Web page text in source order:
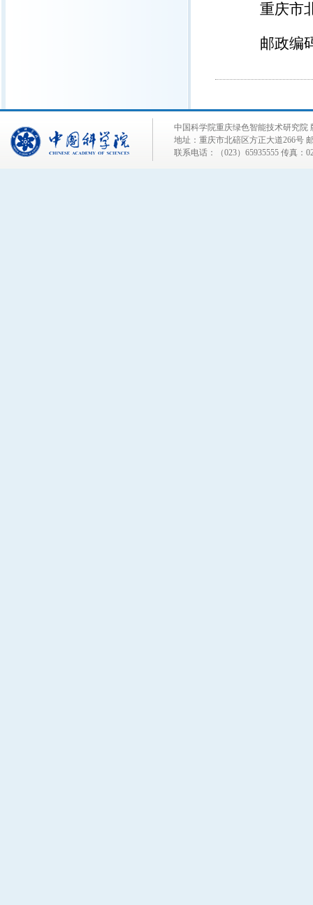
重庆市
邮政编
中国科学院重庆绿色智能技术研究院
地址：重庆市北碚区方正大道266号
联系电话：（023）65935555 传真：